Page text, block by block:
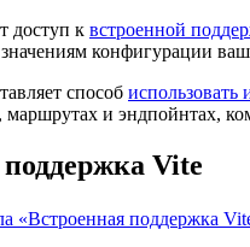
доступ к встроенной
конфигурации
способ
маршрутах и эндпойнтах,
Vite
«Встроенная поддержка